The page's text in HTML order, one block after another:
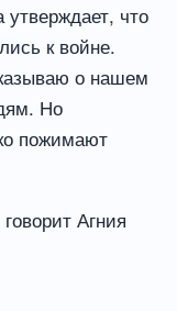
что
к войне.
о нашем
Но
пожимают
Агния